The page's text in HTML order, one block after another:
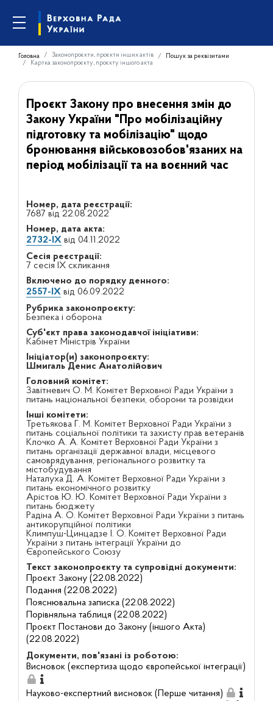
Головна Законопроєкти, проєкти інших актів
Пошук за реквізитами
Картка законопроєкту, проєкту іншого акта
Проєкт Закону про внесення змін до
Закону України "Про мобілізаційну
підготовку та мобілізацію" щодо
бронювання військовозобов'язаних на
період мобілізації та на воєнний час
Номер, дата реєстрації:
7687 від 22.08.2022
Номер, дата акта:
2732-IXвід 04.11.2022
Сесія реєстрації:
7 сесія IX скликання
Включено до порядку денного:
2557-IXвід 06.09.2022
Рубрика законопроєкту:
Безпека і оборона
Суб'єкт права законодавчої ініціативи:
Кабінет Міністрів України
Ініціатор(и) законопроєкту:
Шмигаль Денис Анатолійович
Головний комітет:
Завітневич О. М. Комітет Верховної Ради України з
питань національної безпеки, оборони та розвідки
Інші комітети:
Третьякова Г. М. Комітет Верховної Ради України з
питань соціальної політики та захисту прав ветеранів
Клочко А. А. Комітет Верховної Ради України з
питань організації державної влади, місцевого
самоврядування, регіонального розвитку та
містобудування
Наталуха Д. А. Комітет Верховної Ради України з
питань економічного розвитку
Арістов Ю. Ю. Комітет Верховної Ради України з
питань бюджету
Радіна А. О. Комітет Верховної Ради України з питань
антикорупційної політики
Климпуш-Цинцадзе І. О. Комітет Верховної Ради
України з питань інтеграції України до
Європейського Союзу
Текст законопроєкту та супровідні документи:
Проєкт Закону (22.08.2022)
Подання (22.08.2022)
Пояснювальна записка (22.08.2022)
Порівняльна таблиця (22.08.2022)
Проєкт Постанови до Закону (іншого Акта)
(22.08.2022)
Документи, пов'язані із роботою:
Висновок (експертиза щодо європейської інтеграції)
Науково-експертний висновок (Перше читання)